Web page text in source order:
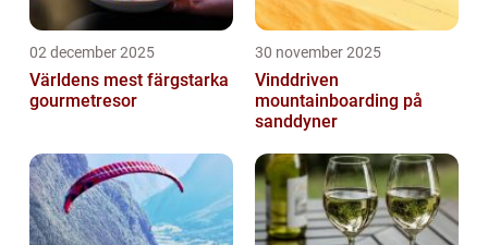
02 december 2025
Världens mest färgstarka
gourmetresor
30 november 2025
Vinddriven
mountainboarding på
sanddyner